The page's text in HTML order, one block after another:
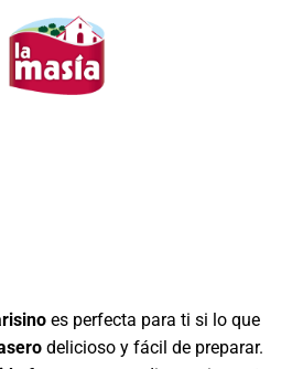
es perfecta para ti si lo que
delicioso y fácil de preparar.